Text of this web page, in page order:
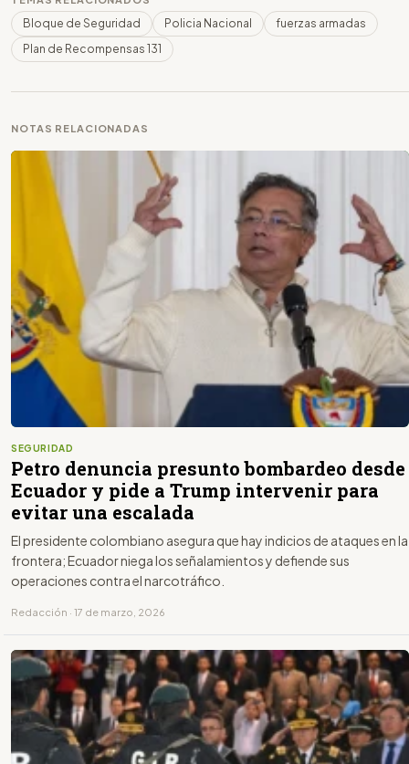
Bloque de Seguridad Policia Nacional
fuerzas armadas
Plan de Recompensas 131
NOTAS RELACIONADAS
SEGURIDAD
Petro denuncia presunto bombardeo desde
Ecuador y pide a Trump intervenir para
evitar una escalada
El presidente colombiano asegura que hay indicios de ataques en la
frontera; Ecuador niega los señalamientos y defiende sus
operaciones contra el narcotráfico.
Redacción · 17 de marzo, 2026